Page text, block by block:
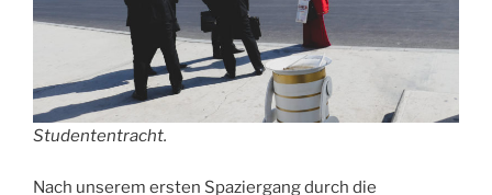
Studententracht.
Nach unserem ersten Spaziergang durch die